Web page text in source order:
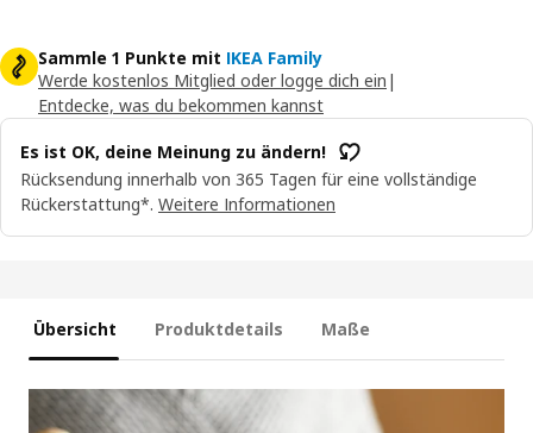
Sammle 1 Punkte mit IKEA Family
Werde kostenlos Mitglied oder logge dich ein |
Entdecke, was du bekommen kannst
Es ist OK, deine Meinung zu ändern!
Rücksendung innerhalb von 365 Tagen für eine vollständige
Rückerstattung*. Weitere Informationen
Übersicht Produktdetails Maße